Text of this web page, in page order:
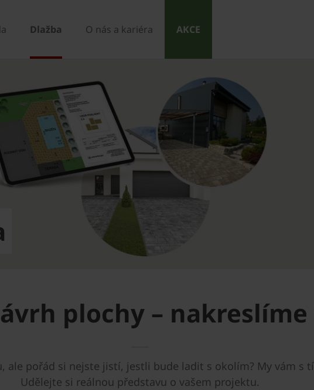
Dlažba O nás a kariéra AKCE
plochy – nakreslíme
ale pořád si nejste jistí, jestli bude ladit s okolím? My vám s
Udělejte si reálnou představu o vašem projektu.